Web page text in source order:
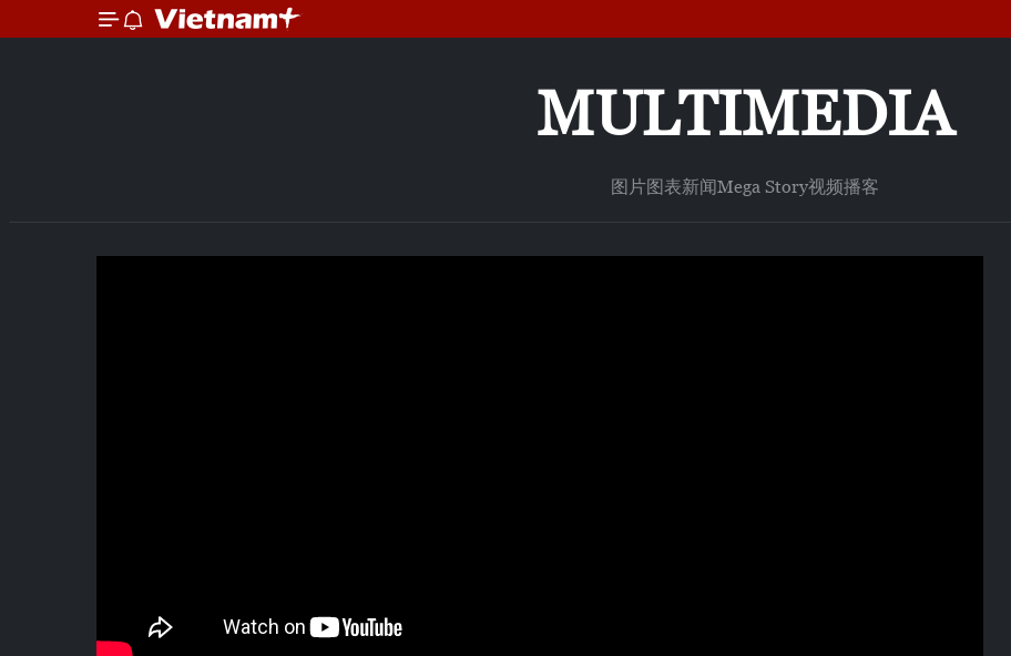
MULTIMEDIA
图片图表新闻Mega Story视频播客